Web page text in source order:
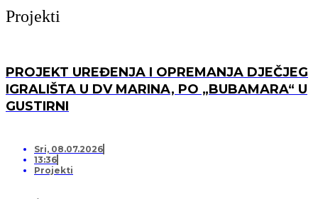
Projekti
PROJEKT UREĐENJA I OPREMANJA DJEČJEG
IGRALIŠTA U DV MARINA, PO „BUBAMARA“ U
GUSTIRNI
Sri, 08.07.2026
13:36
Projekti